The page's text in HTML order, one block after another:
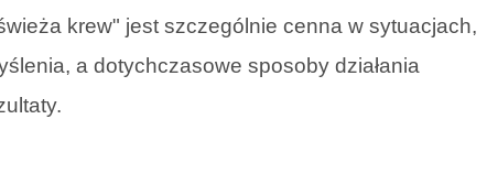
krew" jest szczególnie cenna w sytuacjach,
a dotychczasowe sposoby działania